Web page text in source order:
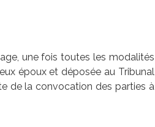
une fois toutes les modalités
époux et déposée au Tribunal
de la convocation des parties à